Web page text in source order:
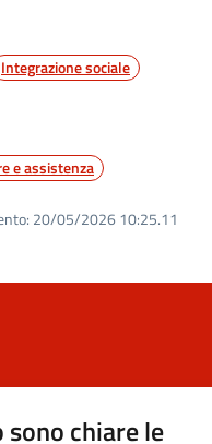
Integrazione sociale
e assistenza
20/05/2026 10:25.11
sono chiare le